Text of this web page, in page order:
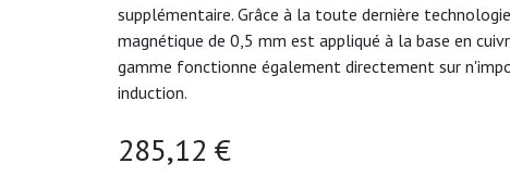
supplémentaire. Grâce à la toute dernière
magnétique de 0,5 mm est appliqué à la base en
gamme fonctionne également directement sur
induction.
285,12 €